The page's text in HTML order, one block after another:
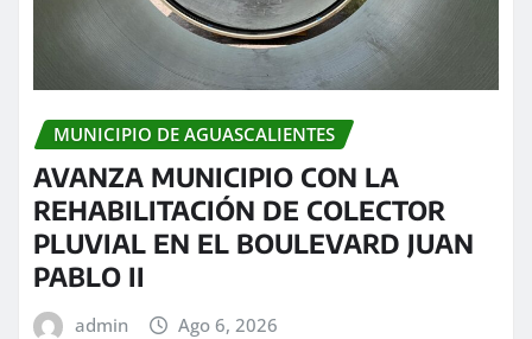
MUNICIPIO DE AGUASCALIENTES
AVANZA MUNICIPIO CON LA
REHABILITACIÓN DE COLECTOR
PLUVIAL EN EL BOULEVARD JUAN
PABLO II
admin Ago 6, 2026